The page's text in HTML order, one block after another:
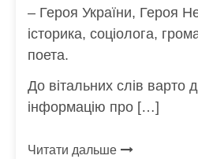
– Героя України, Героя
історика, соціолога,
поета.
До вітальних слів варто
інформацію про […]
Читати дальше